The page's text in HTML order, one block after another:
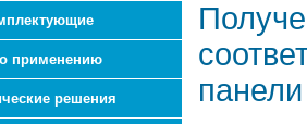
применению
решения